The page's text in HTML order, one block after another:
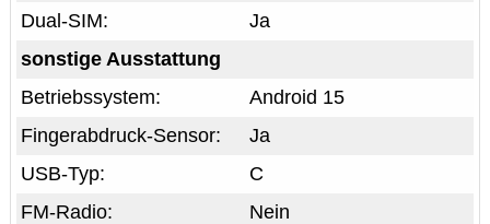
Ja
Dual-SIM:
sonstige Ausstattung
Android 15
Betriebssystem:
Ja
Fingerabdruck-Sensor:
C
USB-Typ:
Nein
FM-Radio: